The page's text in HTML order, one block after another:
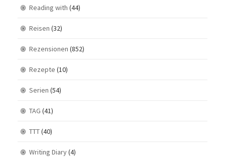
Reading with (44)
Reisen (32)
Rezensionen (852)
Rezepte (10)
Serien (54)
TAG (41)
TTT(40)
Writing Diary(4)